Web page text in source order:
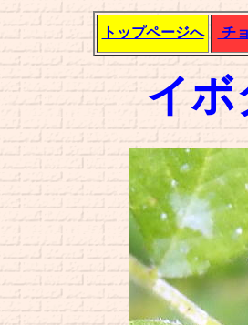
トップページへ チ
イボ